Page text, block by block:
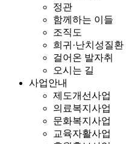
정관
함께하는 이들
조직도
희귀·난치성질
걸어온 발자취
오시는 길
사업안내
제도개선사업
의료복지사업
문화복지사업
교육자활사업